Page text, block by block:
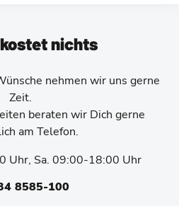
nichts
nehmen wir uns gerne
Zeit.
beraten wir Dich gerne
am Telefon.
Uhr, Sa. 09:00-18:00 Uhr
8585-100